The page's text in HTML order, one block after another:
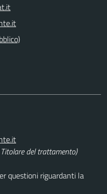
del trattamento)
questioni riguardanti la